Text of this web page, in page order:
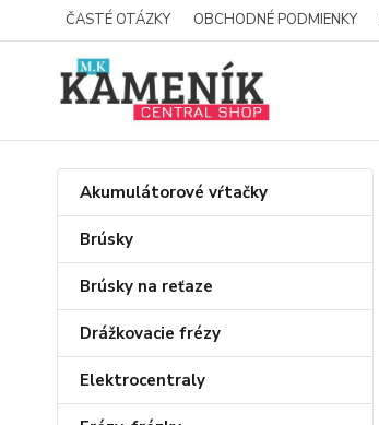
ČASTÉ OTÁZKY OBCHODNÉ PODMIENKY
Akumulátorové vŕtačky
Brúsky
Brúsky na reťaze
Drážkovacie frézy
Elektrocentraly